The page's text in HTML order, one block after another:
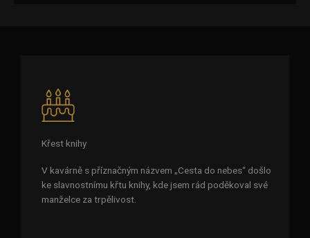
Křest knihy
V kavárně s příznačným názvem „Cesta do nebes“ došlo
ke slavnostnímu křtu knihy, kde jsem rád poděkoval své
manželce za trpělivost.